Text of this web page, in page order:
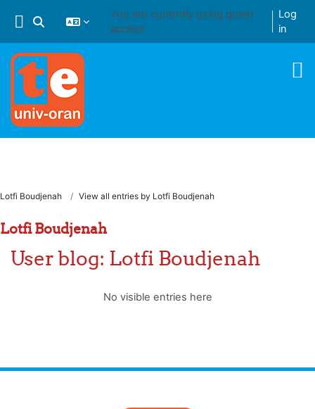
Toggle search input
You are currently using guest
access
Log
in
Lotfi Boudjenah View all entries by Lotfi Boudjenah
Lotfi Boudjenah
User blog: Lotfi Boudjenah
No visible entries here